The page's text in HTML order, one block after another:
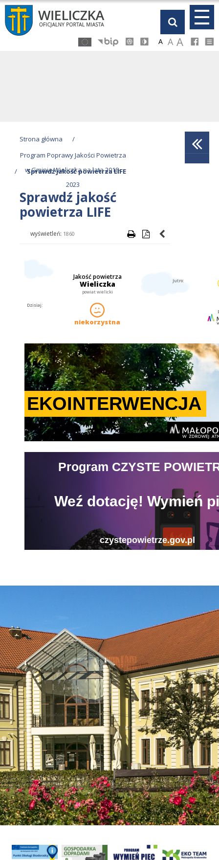
do
treści
do
do
do
A A A
Strona główna
/
Program Poprawy Jakości Powietrza
w Gminie Wieliczka na lata 2018-
2023
/ Sprawdź jakość powietrza LIFE
Sprawdź jakość
powietrza LIFE
wyświetleń: 1860